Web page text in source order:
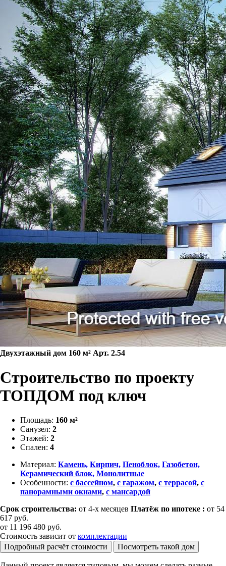
Двухэтажный дом 160 м² Арт. 2.54
Строительство по проекту
ТОПДОМ под ключ
Площадь: 160 м²
Санузел: 2
Этажей: 2
Спален: 4
Материал: Камень, Кирпич, Пеноблок, Газобетон,
Керамический блок, Монолитные
Особенности: с бассейном, с гаражом, с террасой, с
панорамными окнами, с мансардой
Срок строительства: от 4-х месяцев Платёж по ипотеке : от 54
617 руб.
от 11 196 480 руб.
Стоимость зависит от комплектации
Подробный расчёт стоимости
Посмотреть такой дом